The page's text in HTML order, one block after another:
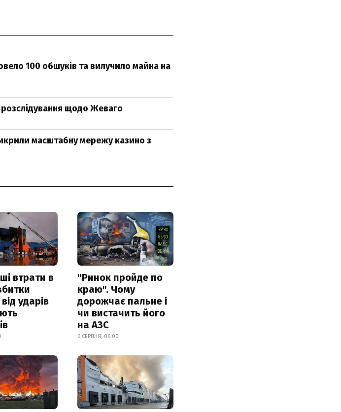
100 обшуків та вилучило майна на
щодо Жеваго
масштабну мережу казино з
втрати в
ударів
"Ринок пройде по
краю". Чому
дорожчає пальне і
чи вистачить його
на АЗС
6 СЕРПНЯ, 06:00